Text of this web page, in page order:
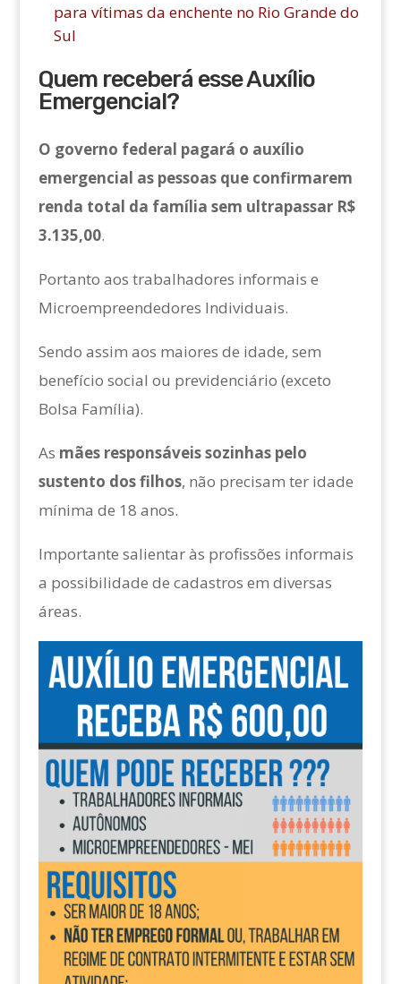
para vítimas da enchente no Rio Grande do
Sul
Quem receberá esse Auxílio
Emergencial?
O governo federal pagará o auxílio
emergencial as pessoas que confirmarem
renda total da família sem ultrapassar R$
3.135,00.
Portanto aos trabalhadores informais e
Microempreendedores Individuais.
Sendo assim aos maiores de idade, sem
benefício social ou previdenciário (exceto
Bolsa Família).
As mães responsáveis sozinhas pelo
sustento dos filhos, não precisam ter idade
mínima de 18 anos.
Importante salientar às profissões informais
a possibilidade de cadastros em diversas
áreas.